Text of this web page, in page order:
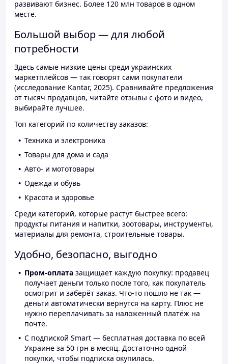
развивают бизнес. Более 120 млн товаров в одном
месте.
Большой выбор — для любой
потребности
Здесь самые низкие цены среди украинских
маркетплейсов — так говорят сами покупатели
(исследование Kantar, 2025). Сравнивайте предложения
от тысяч продавцов, читайте отзывы с фото и видео,
выбирайте лучшее.
Топ категорий по количеству заказов:
Техника и электроника
Товары для дома и сада
Авто- и мототовары
Одежда и обувь
Красота и здоровье
Среди категорий, которые растут быстрее всего:
продукты питания и напитки, зоотовары, инструменты,
материалы для ремонта, строительные товары.
Удобно, безопасно, выгодно
Пром-оплата защищает каждую покупку: продавец
получает деньги только после того, как покупатель
осмотрит и заберёт заказ. Что-то пошло не так —
деньги автоматически вернутся на карту. Плюс не
нужно переплачивать за наложенный платёж на
почте.
С подпиской Smart — бесплатная доставка по всей
Украине за 50 грн в месяц. Достаточно одной
покупки, чтобы подписка окупилась.